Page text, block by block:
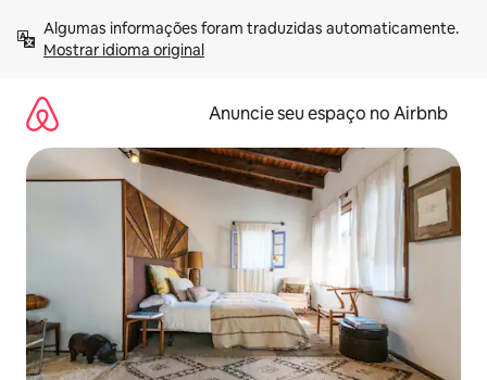
para
Mostrar idioma original
Anuncie seu espaço no Airbnb